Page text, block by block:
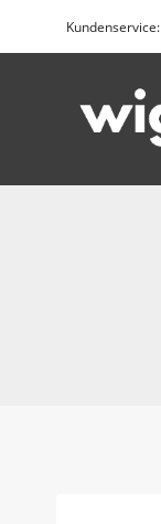
Kundenservice: